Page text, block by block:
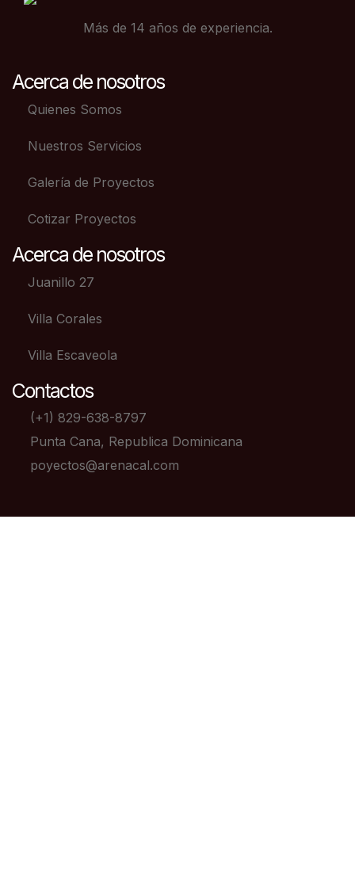
Más de 14 años de experiencia.
Acerca de nosotros
Quienes Somos
Nuestros Servicios
Galería de Proyectos
Cotizar Proyectos
Acerca de nosotros
Juanillo 27
Villa Corales
Villa Escaveola
Contactos
(+1) 829-638-8797
Punta Cana, Republica Dominicana
poyectos@arenacal.com